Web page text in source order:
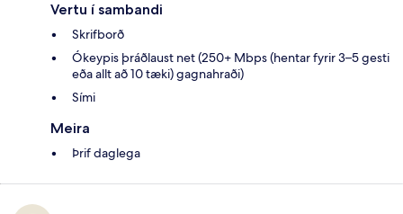
Vertu í sambandi
Skrifborð
Ókeypis þráðlaust net (250+ Mbps (hentar fyrir 3–5 gesti
eða allt að 10 tæki) gagnahraði)
Sími
Meira
Þrif daglega